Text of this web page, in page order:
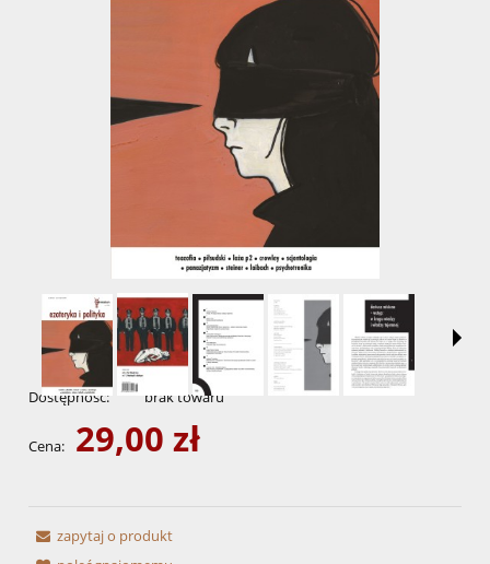
Dostępność: brak towaru
Cena: 29,00 zł
zapytaj o produkt